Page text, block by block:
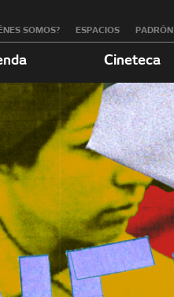
SOMOS? ESPACIOS PADRÓN
Cineteca